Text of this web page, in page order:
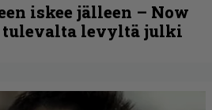
iskee jälleen – Now
tulevalta levyltä julki